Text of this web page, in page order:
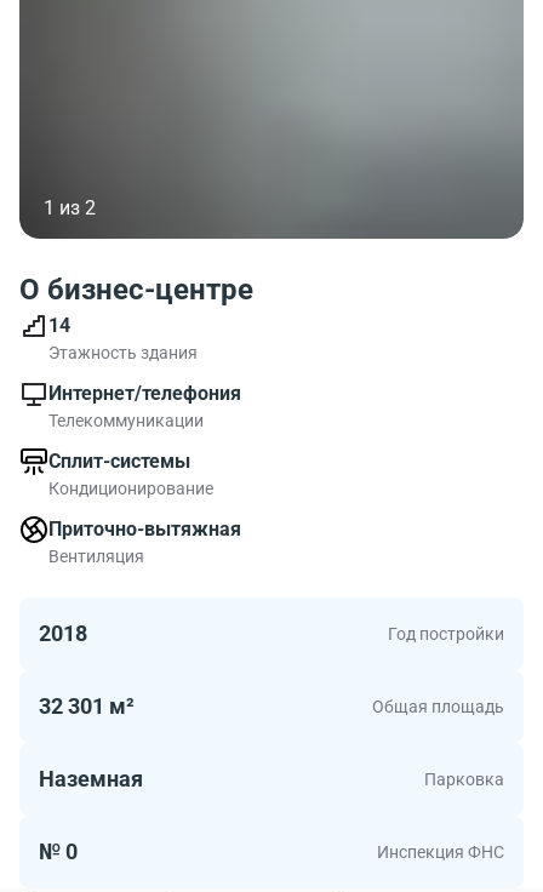
1 из 2
О бизнес-центре
14
Этажность здания
Интернет/телефония
Телекоммуникации
Сплит-системы
Кондиционирование
Приточно-вытяжная
Вентиляция
2018 Год постройки
32 301 м² Общая площадь
Наземная Парковка
№ 0 Инспекция ФНС